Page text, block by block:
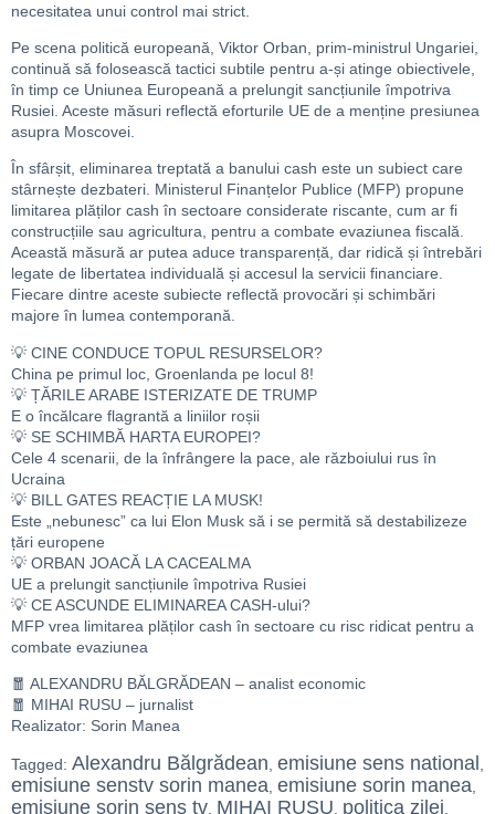
necesitatea unui control mai strict.
Pe scena politică europeană, Viktor Orban, prim-ministrul Ungariei,
continuă să folosească tactici subtile pentru a-și atinge obiectivele,
în timp ce Uniunea Europeană a prelungit sancțiunile împotriva
Rusiei. Aceste măsuri reflectă eforturile UE de a menține presiunea
asupra Moscovei.
În sfârșit, eliminarea treptată a banului cash este un subiect care
stârnește dezbateri. Ministerul Finanțelor Publice (MFP) propune
limitarea plăților cash în sectoare considerate riscante, cum ar fi
construcțiile sau agricultura, pentru a combate evaziunea fiscală.
Această măsură ar putea aduce transparență, dar ridică și întrebări
legate de libertatea individuală și accesul la servicii financiare.
Fiecare dintre aceste subiecte reflectă provocări și schimbări
majore în lumea contemporană.
💡 CINE CONDUCE TOPUL RESURSELOR?
China pe primul loc, Groenlanda pe locul 8!
💡 ȚĂRILE ARABE ISTERIZATE DE TRUMP
E o încălcare flagrantă a liniilor roșii
💡 SE SCHIMBĂ HARTA EUROPEI?
Cele 4 scenarii, de la înfrângere la pace, ale războiului rus în
Ucraina
💡 BILL GATES REACȚIE LA MUSK!
Este „nebunesc” ca lui Elon Musk să i se permită să destabilizeze
țări europene
💡 ORBAN JOACĂ LA CACEALMA
UE a prelungit sancțiunile împotriva Rusiei
💡 CE ASCUNDE ELIMINAREA CASH-ului?
MFP vrea limitarea plăților cash în sectoare cu risc ridicat pentru a
combate evaziunea
🧧 ALEXANDRU BĂLGRĂDEAN – analist economic
🧧 MIHAI RUSU – jurnalist
Realizator: Sorin Manea
Tagged: Alexandru Bălgrădean emisiune sens national
emisiune senstv sorin manea emisiune sorin manea
emisiune sorin sens tv MIHAI RUSU politica zilei